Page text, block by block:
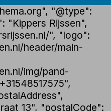
"@type":
"Kippers Rijssen",
", "logo":
header/main-
img/pand-
13", "postalCode":